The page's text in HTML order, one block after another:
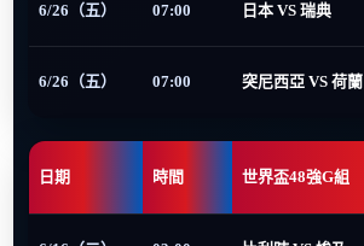
6/26（五） 07:00 日本 VS 瑞典
6/26（五） 07:00 突尼西亞 VS 荷蘭
日期 時間 世界盃48強G組